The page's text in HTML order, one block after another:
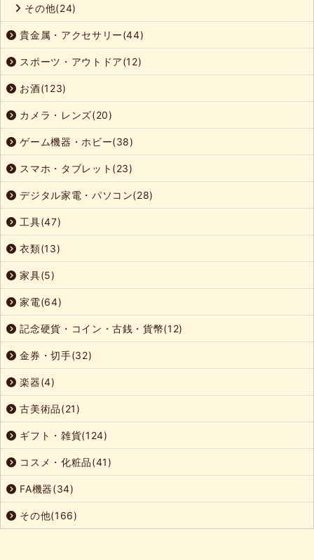
その他(24)
貴金属・アクセサリー(44)
スポーツ・アウトドア(12)
お酒(123)
カメラ・レンズ(20)
ゲーム機器・ホビー(38)
スマホ・タブレット(23)
デジタル家電・パソコン(28)
工具(47)
衣類(13)
家具(5)
家電(64)
記念硬貨・コイン・古銭・貨幣(12)
金券・切手(32)
楽器(4)
古美術品(21)
ギフト・雑貨(124)
コスメ・化粧品(41)
FA機器(34)
その他(166)